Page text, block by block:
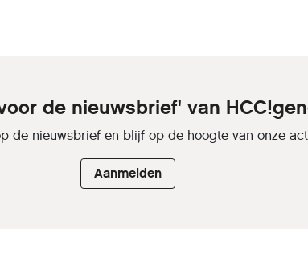
de nieuwsbrief' van
de nieuwsbrief en blijf op de hoogte van onze
Aanmelden